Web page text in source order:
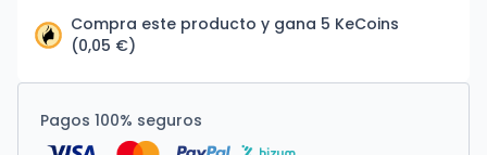
Compra este producto y gana 5 KeCoins
(0,05 €)
Pagos 100% seguros